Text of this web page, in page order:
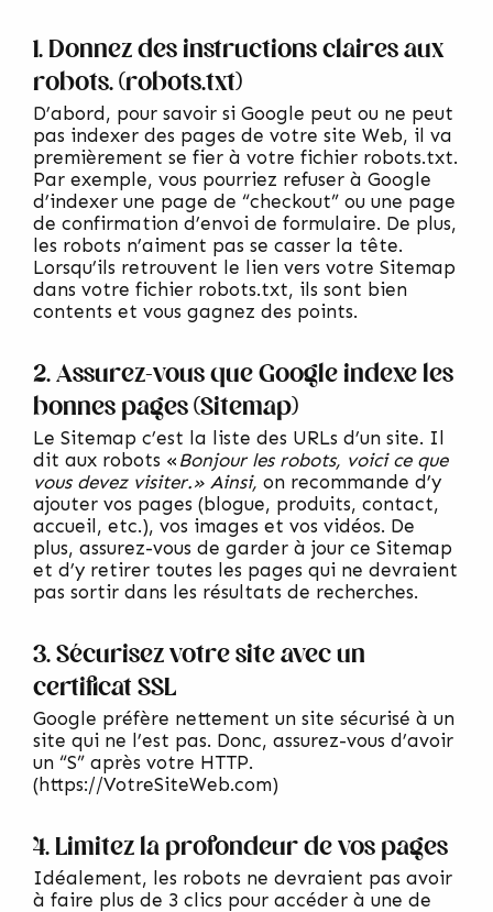
1. Donnez des instructions claires aux
robots. (robots.txt)
D’abord, pour savoir si Google peut ou ne peut
pas indexer des pages de votre site Web, il va
premièrement se fier à votre fichier robots.txt.
Par exemple, vous pourriez refuser à Google
d’indexer une page de “checkout” ou une page
de confirmation d’envoi de formulaire. De plus,
les robots n’aiment pas se casser la tête.
Lorsqu’ils retrouvent le lien vers votre Sitemap
dans votre fichier robots.txt, ils sont bien
contents et vous gagnez des points.
2. Assurez-vous que Google indexe les
bonnes pages (Sitemap)
Le Sitemap c’est la liste des URLs d’un site. Il
dit aux robots « Bonjour les robots, voici ce que
vous devez visiter.» Ainsi, on recommande d’y
ajouter vos pages (blogue, produits, contact,
accueil, etc.), vos images et vos vidéos. De
plus, assurez-vous de garder à jour ce Sitemap
et d’y retirer toutes les pages qui ne devraient
pas sortir dans les résultats de recherches.
3. Sécurisez votre site avec un
certificat SSL
Google préfère nettement un site sécurisé à un
site qui ne l’est pas. Donc, assurez-vous d’avoir
un “S” après votre HTTP.
(https://VotreSiteWeb.com)
4. Limitez la profondeur de vos pages
Idéalement, les robots ne devraient pas avoir
à faire plus de 3 clics pour accéder à une de